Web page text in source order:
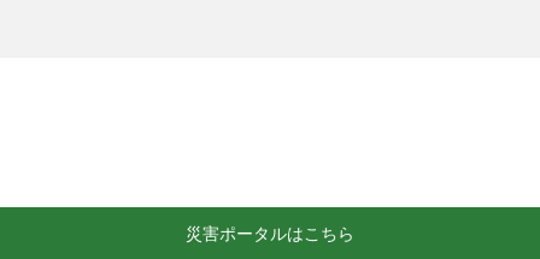
災害ポータルはこちら